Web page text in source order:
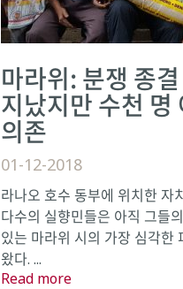
마라위: 분쟁 종
지났지만 수천 명
의존
01-12-2018
라나오 호수 동부에 위치한 자
다수의 실향민들은 아직 그들
있는 마라위 시의 가장 심각한
왔다. ...
Read more